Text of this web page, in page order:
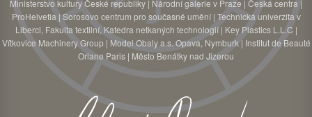
Ministerstvo kultury České republiky | Národní galerie v Praze | Česká centra |
ProHelvetia | Sorosovo centrum pro současné umění| Technická univerzita v
Liberci, Fakulta textilní, Katedra netkaných technologií| Key Plastics L.L.C |
Vítkovice Machinery Group| Model Obaly a.s. Opava, Nymburk| Institut de Beauté
Orlane Paris | Město Benátky nad Jizerou